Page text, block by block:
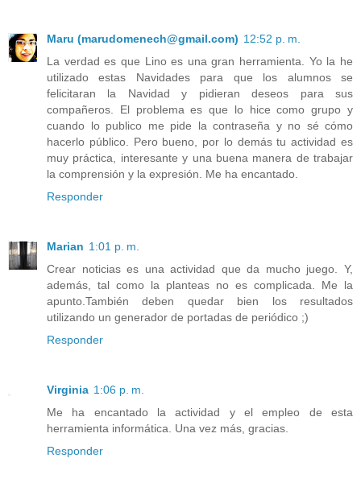
Maru (marudomenech@gmail.com) 12:52 p. m.
La verdad es que Lino es una gran herramienta. Yo la he
utilizado estas Navidades para que los alumnos se
felicitaran la Navidad y pidieran deseos para sus
compañeros. El problema es que lo hice como grupo y
cuando lo publico me pide la contraseña y no sé cómo
hacerlo público. Pero bueno, por lo demás tu actividad es
muy práctica, interesante y una buena manera de trabajar
la comprensión y la expresión. Me ha encantado.
Responder
Marian 1:01 p. m.
Crear noticias es una actividad que da mucho juego. Y,
además, tal como la planteas no es complicada. Me la
apunto.También deben quedar bien los resultados
utilizando un generador de portadas de periódico ;)
Responder
Virginia 1:06 p. m.
Me ha encantado la actividad y el empleo de esta
herramienta informática. Una vez más, gracias.
Responder